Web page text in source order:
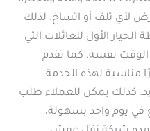
لأي تلف أو اتساخ. لذلك
الأول للعائلات التي
نفسه. كما تقدم
لهذه الخدمة
كذلك يمكن للعملاء طلب
في يوم واحد بسهولة،